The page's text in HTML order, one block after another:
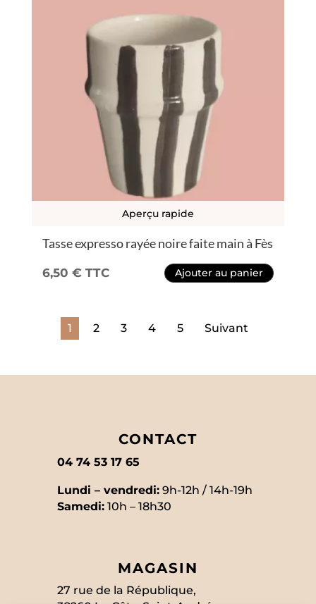
Aperçu rapide
Tasse expresso rayée noire faite main à Fès
6,50 € TTC Ajouter au panier
1 2 3 4 5 Suivant
CONTACT
04 74 53 17 65
Lundi – vendredi:9h-12h / 14h-19h
Samedi:10h – 18h30
MAGASIN
27 rue de la République,